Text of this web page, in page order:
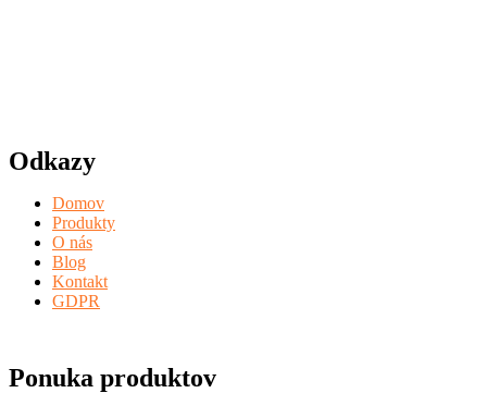
Odkazy
Domov
Produkty
O nás
Blog
Kontakt
GDPR
Ponuka produktov